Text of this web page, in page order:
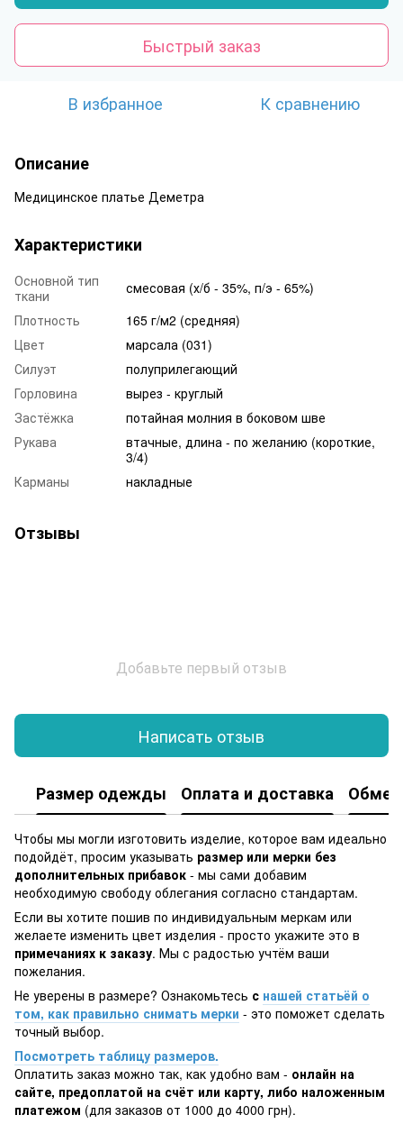
Быстрый заказ
В избранное К сравнению
Описание
Медицинское платье Деметра
Характеристики
Основной тип
ткани
смесовая (х/б - 35%, п/э - 65%)
Плотность
165 г/м2 (средняя)
Цвет
марсала (031)
Силуэт
полуприлегающий
Горловина
вырез - круглый
Застёжка
потайная молния в боковом шве
Рукава
втачные, длина - по желанию (короткие,
3/4)
Карманы
накладные
Отзывы
Добавьте первый отзыв
Написать отзыв
Размер одежды Оплата и доставка Обмен
Чтобы мы могли изготовить изделие, которое вам идеально
подойдёт, просим указывать размер или мерки без
дополнительных прибавок - мы сами добавим
необходимую свободу облегания согласно стандартам.
Если вы хотите пошив по индивидуальным меркам или
желаете изменить цвет изделия - просто укажите это в
примечаниях к заказу. Мы с радостью учтём ваши
пожелания.
Не уверены в размере? Ознакомьтесь с нашей статьёй о
том, как правильно снимать мерки - это поможет сделать
точный выбор.
Посмотреть таблицу размеров.
Оплатить заказ можно так, как удобно вам - онлайн на
сайте, предоплатой на счёт или карту, либо наложенным
платежом (для заказов от 1000 до 4000 грн).